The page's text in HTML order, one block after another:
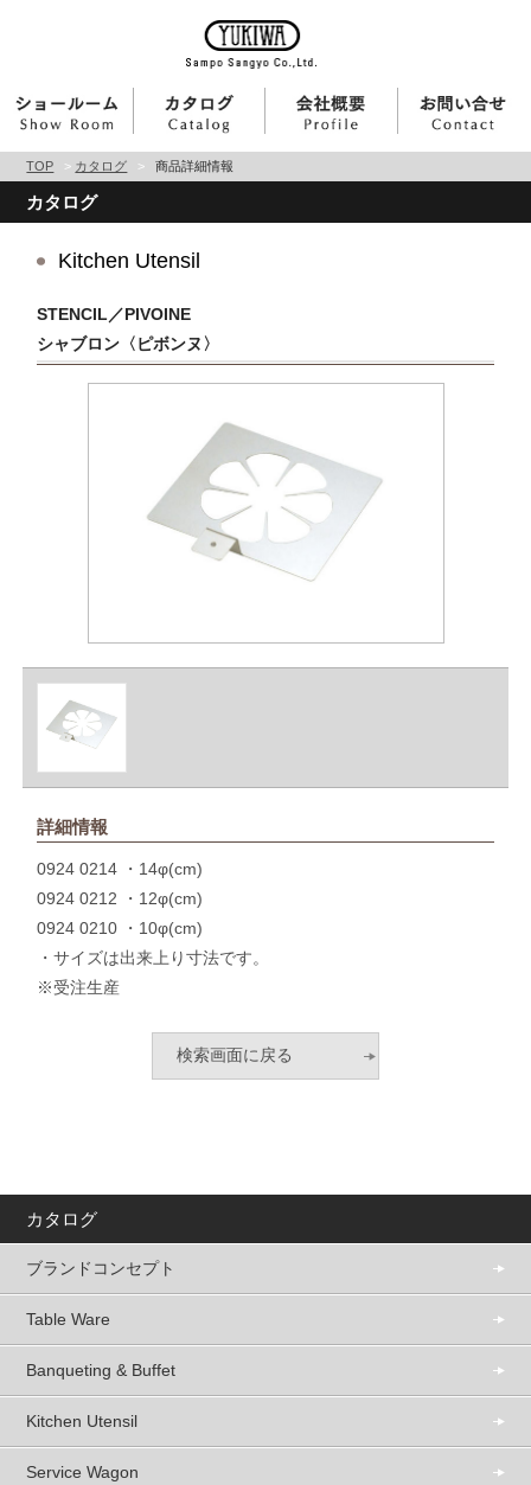
TOP > カタログ > 商品詳細情報
カタログ
Kitchen Utensil
STENCIL／PIVOINE
シャブロン〈ピボンヌ〉
詳細情報
0924 0214 ・14φ(cm)
0924 0212 ・12φ(cm)
0924 0210 ・10φ(cm)
・サイズは出来上り寸法です。
※受注生産
カタログ
ブランドコンセプト
Table Ware
Banqueting & Buffet
Kitchen Utensil
Service Wagon